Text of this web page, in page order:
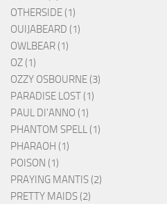
OTHERSIDE (1)
OUIJABEARD (1)
OWLBEAR (1)
OZ (1)
OZZY OSBOURNE (3)
PARADISE LOST (1)
PAUL DI'ANNO (1)
PHANTOM SPELL (1)
PHARAOH (1)
POISON (1)
PRAYING MANTIS (2)
PRETTY MAIDS (2)